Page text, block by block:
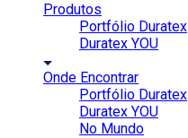
Produtos
Portfólio Duratex
Duratex YOU
Onde Encontrar
Portfólio Duratex
Duratex YOU
No Mundo